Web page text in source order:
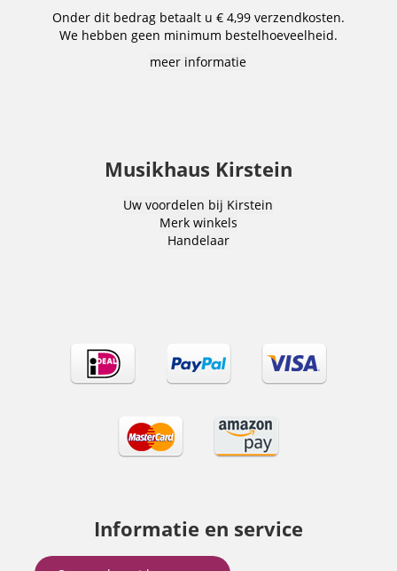
Onder dit bedrag betaalt u € 4,99 verzendkosten.
We hebben geen minimum bestelhoeveelheid.
meer informatie
Musikhaus Kirstein
Uw voordelen bij Kirstein
Merk winkels
Handelaar
Informatie en service